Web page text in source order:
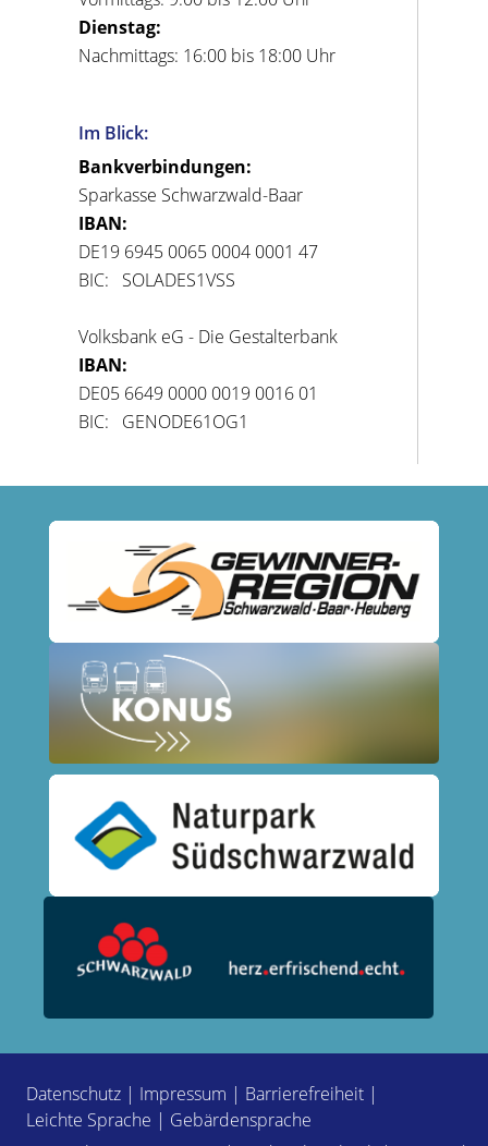
Dienstag:
Nachmittags: 16:00 bis 18:00 Uhr
Im Blick:
Bankverbindungen:
Sparkasse Schwarzwald-Baar
IBAN:
DE19 6945 0065 0004 0001 47
BIC: SOLADES1VSS
Volksbank eG - Die Gestalterbank
IBAN:
DE05 6649 0000 0019 0016 01
BIC: GENODE61OG1
Datenschutz | Impressum | Barrierefreiheit |
Leichte Sprache | Gebärdensprache